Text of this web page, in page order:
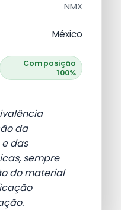
NMX
México
Composição
100%
da
das
sempre
do material